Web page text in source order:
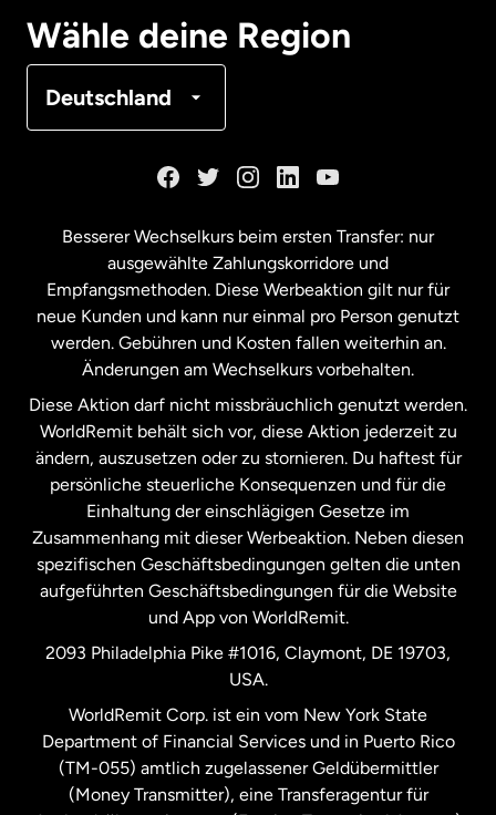
Wähle deine Region
Deutschland
Malaysia
Neuseeland
Niederlande
Schweden
Spanien
Vereinigte Staaten English
Vereinigte Staaten
Vereinigtes Königreich
Besserer Wechselkurs beim ersten Transfer: nur
ausgewählte Zahlungskorridore und
Empfangsmethoden. Diese Werbeaktion gilt nur für
neue Kunden und kann nur einmal pro Person genutzt
werden. Gebühren und Kosten fallen weiterhin an.
Änderungen am Wechselkurs vorbehalten.
Diese Aktion darf nicht missbräuchlich genutzt werden.
WorldRemit behält sich vor, diese Aktion jederzeit zu
ändern, auszusetzen oder zu stornieren. Du haftest für
persönliche steuerliche Konsequenzen und für die
Einhaltung der einschlägigen Gesetze im
Zusammenhang mit dieser Werbeaktion. Neben diesen
spezifischen Geschäftsbedingungen gelten die unten
aufgeführten Geschäftsbedingungen für die Website
und App von WorldRemit.
2093 Philadelphia Pike #1016, Claymont, DE 19703,
USA.
WorldRemit Corp. ist ein vom New York State
Department of Financial Services und in Puerto Rico
(TM-055) amtlich zugelassener Geldübermittler
(Money Transmitter), eine Transferagentur für